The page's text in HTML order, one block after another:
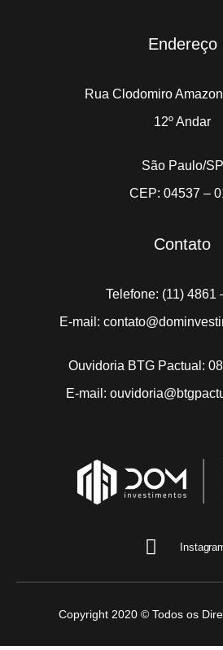
Endereço
Rua Clodomiro
12º Andar
São Paulo/SP
CEP: 04537 –
Contato
Telefone: (11) 4861
E-mail:
Ouvidoria BTG Pactual:
E-mail:
Copyright 2020 © Todos os